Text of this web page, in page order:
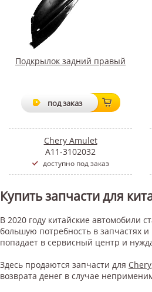
Подкрылок задний правый
под заказ
Chery Amulet
A11-3102032
доступно под заказ
Купить запчасти для
В 2020 году китайские автомобили
большую потребность в запчастях
попадает в сервисный центр и
Здесь продаются запчасти для Chery
возврата денег в случае